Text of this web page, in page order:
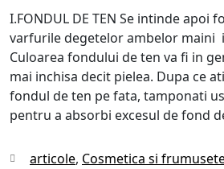
I.FONDUL DE TEN Se intinde apoi
varfurile degetelor ambelor maini
Culoarea fondului de ten va fi in
mai inchisa decit pielea. Dupa ce
fondul de ten pe fata, tamponati
pentru a absorbi excesul de fond
Categories
articole, Cosmetica si